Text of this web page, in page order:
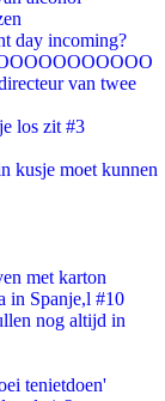
day incoming?
van twee
los zit #3
kusje moet kunnen
met karton
in Spanje,l #10
nog altijd in
tenietdoen'